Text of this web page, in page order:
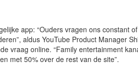
app: “Ouders vragen ons constant
aldus YouTube Product Manager
vraag online. “Family entertainment
met 50% over de rest van de site”.